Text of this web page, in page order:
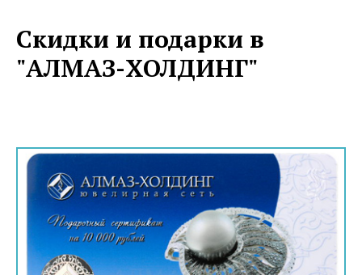
Скидки и подарки в
"АЛМАЗ-ХОЛДИНГ"